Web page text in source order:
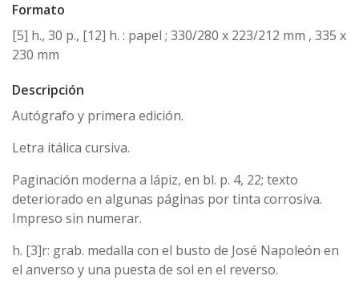
Formato
[5] h., 30 p., [12] h. : papel ; 330/280 x 223/212 mm , 335 x
230 mm
Descripción
Autógrafo y primera edición.
Letra itálica cursiva.
Paginación moderna a lápiz, en bl. p. 4, 22; texto
deteriorado en algunas páginas por tinta corrosiva.
Impreso sin numerar.
h. [3]r: grab. medalla con el busto de José Napoleón en
el anverso y una puesta de sol en el reverso.